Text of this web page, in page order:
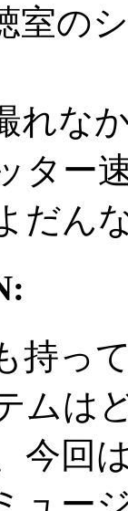
室の
れな
ター
だん
持っ
ムは
今回